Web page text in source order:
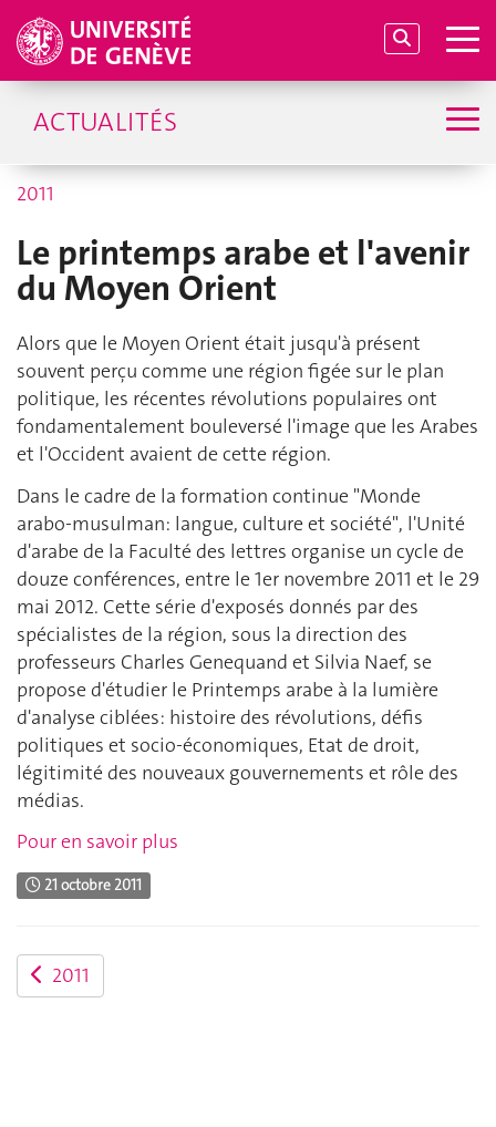
ACTUALITÉS
2011
Le printemps arabe et l'avenir
du Moyen Orient
Alors que le Moyen Orient était jusqu'à présent
souvent perçu comme une région figée sur le plan
politique, les récentes révolutions populaires ont
fondamentalement bouleversé l'image que les Arabes
et l'Occident avaient de cette région.
Dans le cadre de la formation continue "Monde
arabo-musulman: langue, culture et société", l'Unité
d'arabe de la Faculté des lettres organise un cycle de
douze conférences, entre le 1er novembre 2011 et le 29
mai 2012. Cette série d'exposés donnés par des
spécialistes de la région, sous la direction des
professeurs Charles Genequand et Silvia Naef, se
propose d'étudier le Printemps arabe à la lumière
d'analyse ciblées: histoire des révolutions, défis
politiques et socio-économiques, Etat de droit,
légitimité des nouveaux gouvernements et rôle des
médias.
Pour en savoir plus
21 octobre 2011
2011